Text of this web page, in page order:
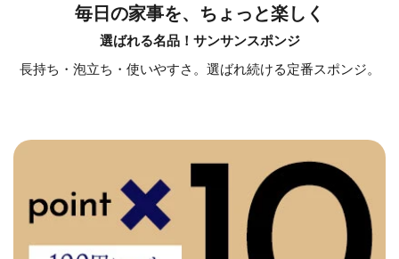
毎日の家事を、ちょっと楽しく
選ばれる名品！サンサンスポンジ
長持ち・泡立ち・使いやすさ。選ばれ続ける定番スポンジ。